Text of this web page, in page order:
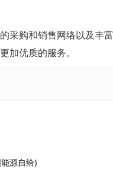
采购和销售网络以及丰富
加优质的服务。
源自给)